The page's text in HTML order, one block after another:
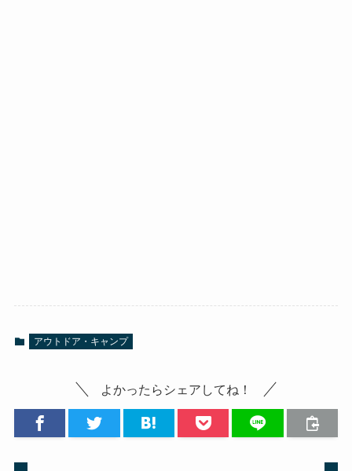
アウトドア・キャンプ
よかったらシェアしてね！